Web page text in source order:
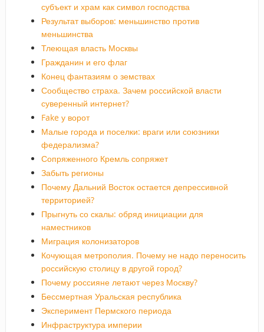
субъект и храм как символ господства
Результат выборов: меньшинство против
меньшинства
Тлеющая власть Москвы
Гражданин и его флаг
Конец фантазиям о земствах
Сообщество страха. Зачем российской власти
суверенный интернет?
Fake у ворот
Малые города и поселки: враги или союзники
федерализма?
Сопряженного Кремль сопряжет
Забыть регионы
Почему Дальний Восток остается депрессивной
территорией?
Прыгнуть со скалы: обряд инициации для
наместников
Миграция колонизаторов
Кочующая метрополия. Почему не надо переносить
российскую столицу в другой город?
Почему россияне летают через Москву?
Бессмертная Уральская республика
Эксперимент Пермского периода
Инфраструктура империи